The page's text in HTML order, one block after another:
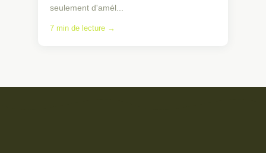
seulement d'amél...
7 min de lecture →